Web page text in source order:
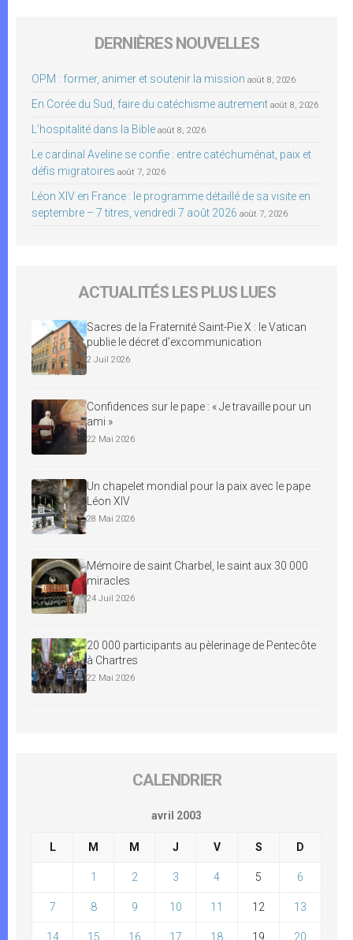
DERNIÈRES NOUVELLES
OPM : former, animer et soutenir la mission août 8, 2026
En Corée du Sud, faire du catéchisme autrement août 8, 2026
L’hospitalité dans la Bible août 8, 2026
Le cardinal Aveline se confie : entre catéchuménat, paix et
défis migratoires août 7, 2026
Léon XIV en France : le programme détaillé de sa visite en
septembre – 7 titres, vendredi 7 août 2026 août 7, 2026
ACTUALITÉS LES PLUS LUES
Sacres de la Fraternité Saint-Pie X : le Vatican
publie le décret d’excommunication
2 Juil 2026
Confidences sur le pape : « Je travaille pour un
ami »
22 Mai 2026
Un chapelet mondial pour la paix avec le pape
Léon XIV
28 Mai 2026
Mémoire de saint Charbel, le saint aux 30 000
miracles
24 Juil 2026
20 000 participants au pèlerinage de Pentecôte
à Chartres
22 Mai 2026
CALENDRIER
avril 2003
L M M J V S D
1 2 3 4 5 6
7 8 9 10 11 12 13
14 15 16 17 18 19 20